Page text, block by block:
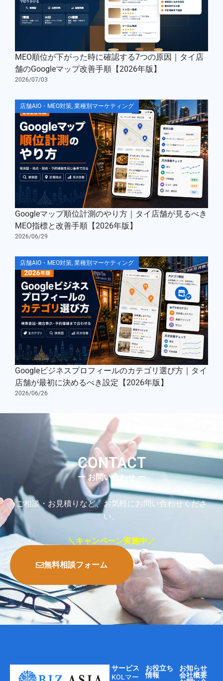
MEO順位が下がった時に確認する7つの原因｜タイ店
舗のGoogleマップ改善手順【2026年版】
2026/07/03
店舗AIO・MEO対策, 業種別マーケティング
Googleマップ順位計測のやり方｜タイ店舗が見るべき
MEO指標と改善手順【2026年版】
2026/06/29
店舗AIO・MEO対策, 業種別マーケティング
Googleビジネスプロフィールのカテゴリ選び方｜タイ
店舗が最初に決めるべき設定【2026年版】
2026/06/26
CONTACT
ー お問い合わせ ー
ご相談・お見積りなど、お気軽にお問い合わせくださ
い。
＼キャンペーン実施中／
無料相談フォーム
サービス
KOLマー
お役立ち
情報
お知らせ
会社概要